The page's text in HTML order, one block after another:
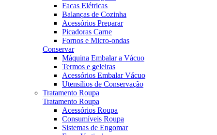
Facas Elétricas
Balanças de Cozinha
Acessórios Preparar
Picadoras Carne
Fornos e Micro-ondas
Conservar
Máquina Embalar a Vácuo
Termos e geleiras
Acessórios Embalar Vácuo
Utensílios de Conservação
Tratamento Roupa
Tratamento Roupa
Acessórios Roupa
Consumíveis Roupa
Sistemas de Engomar